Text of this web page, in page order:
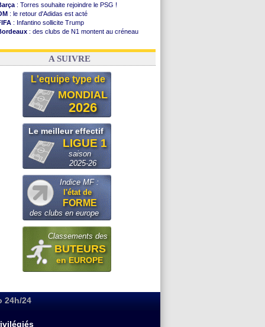
: Torres souhaite rejoindre le PSG !
: le retour d'Adidas est acté
: Infantino sollicite Trump
: des clubs de N1 montent au créneau
: le démenti de Leipzig pour Diomandé
A SUIVRE
L'equipe type de
MONDIAL
2026
Le meilleur effectif
LIGUE 1
saison
2025-26
Indice MF :
l'état de
FORME
des clubs en europe
Classements des
BUTEURS
en EUROPE
24h/24